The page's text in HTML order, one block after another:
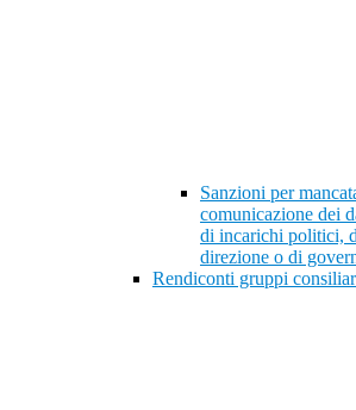
Sanzioni per
comunicazione dei
di incarichi politici,
direzione o di
Rendiconti gruppi